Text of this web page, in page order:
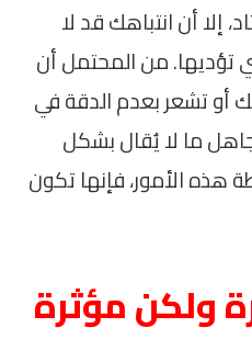
إلا أن انتباهك قد لا
تؤديها. من المحتمل أن
أو تشعر بعدم الدقة في
ما لا يُقال بشكل
هذه الأمور، فإنها تكون
ولكن مؤثرة